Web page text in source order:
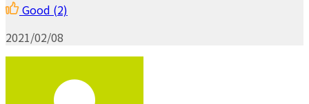
Good (2)
2021/02/08